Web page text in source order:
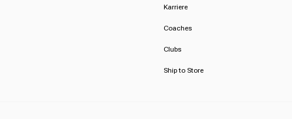
Karriere
Coaches
Clubs
Ship to Store